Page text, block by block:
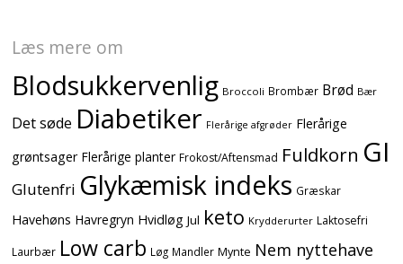
Læs mere om
Blodsukkervenlig Broccoli Brombær Brød Bær
Det søde Diabetiker Flerårige afgrøder Flerårige
grøntsager Flerårige planter Frokost/Aftensmad Fuldkorn GI
Glutenfri Glykæmisk indeks Græskar
Havehøns Havregryn Hvidløg Jul keto Krydderurter Laktosefri
Laurbær Low carb Løg Mandler Mynte Nem nyttehave